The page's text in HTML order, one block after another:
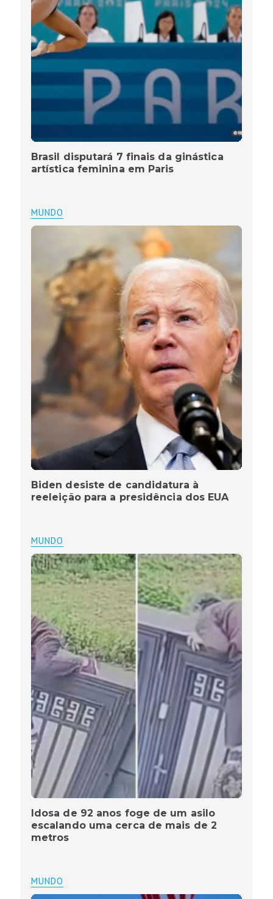
Brasil disputará 7 finais da ginástica
artística feminina em Paris
MUNDO
Biden desiste de candidatura à
reeleição para a presidência dos EUA
MUNDO
Idosa de 92 anos foge de um asilo
escalando uma cerca de mais de 2
metros
MUNDO